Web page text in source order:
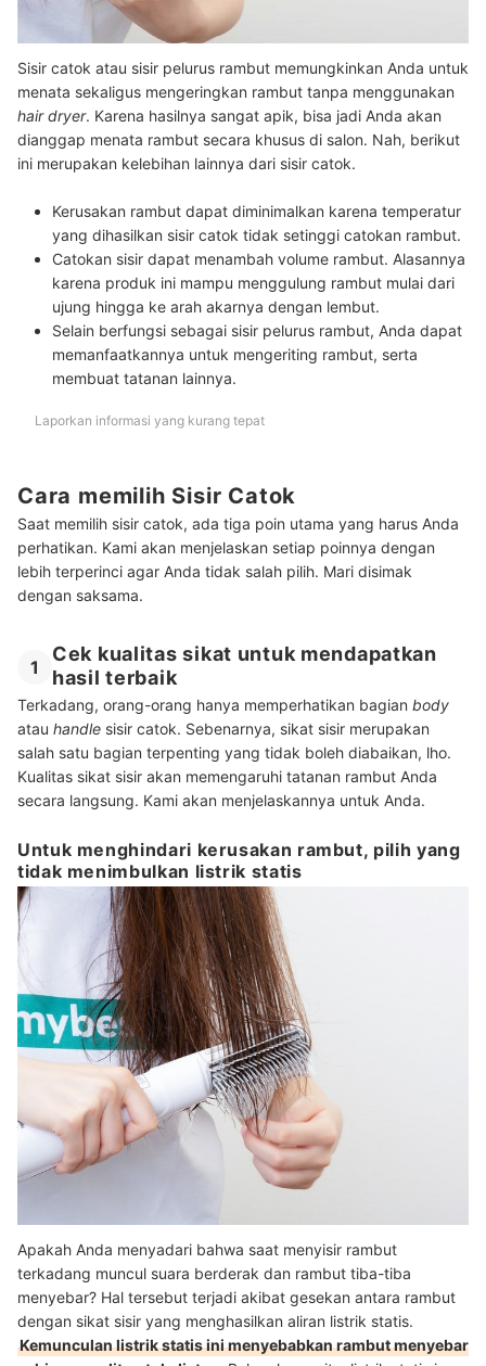
Sisir catok atau sisir pelurus rambut memungkinkan Anda untuk
menata sekaligus mengeringkan rambut tanpa menggunakan
hair dryer. Karena hasilnya sangat apik, bisa jadi Anda akan
dianggap menata rambut secara khusus di salon. Nah, berikut
ini merupakan kelebihan lainnya dari sisir catok.
Kerusakan rambut dapat diminimalkan karena temperatur
yang dihasilkan sisir catok tidak setinggi catokan rambut.
Catokan sisir dapat menambah volume rambut. Alasannya
karena produk ini mampu menggulung rambut mulai dari
ujung hingga ke arah akarnya dengan lembut.
Selain berfungsi sebagai sisir pelurus rambut, Anda dapat
memanfaatkannya untuk mengeriting rambut, serta
membuat tatanan lainnya.
Laporkan informasi yang kurang tepat
Cara memilih Sisir Catok
Saat memilih sisir catok, ada tiga poin utama yang harus Anda
perhatikan. Kami akan menjelaskan setiap poinnya dengan
lebih terperinci agar Anda tidak salah pilih. Mari disimak
dengan saksama.
1
Cek kualitas sikat untuk mendapatkan
hasil terbaik
Terkadang, orang-orang hanya memperhatikan bagian body
atau handle sisir catok. Sebenarnya, sikat sisir merupakan
salah satu bagian terpenting yang tidak boleh diabaikan, lho.
Kualitas sikat sisir akan memengaruhi tatanan rambut Anda
secara langsung. Kami akan menjelaskannya untuk Anda.
Untuk menghindari kerusakan rambut, pilih yang
tidak menimbulkan listrik statis
Apakah Anda menyadari bahwa saat menyisir rambut
terkadang muncul suara berderak dan rambut tiba-tiba
menyebar? Hal tersebut terjadi akibat gesekan antara rambut
dengan sikat sisir yang menghasilkan aliran listrik statis.
Kemunculan listrik statis ini menyebabkan rambut menyebar